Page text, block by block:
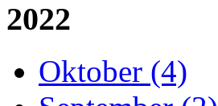
2022
Oktober (4)